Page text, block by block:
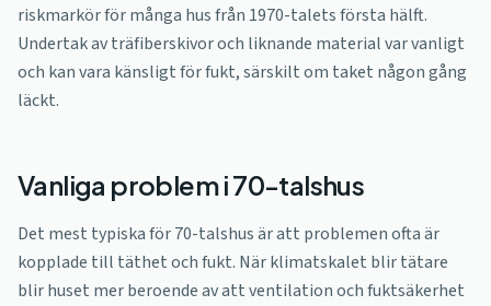
riskmarkör för många hus från 1970-talets första hälft.
Undertak av träfiberskivor och liknande material var vanligt
och kan vara känsligt för fukt, särskilt om taket någon gång
läckt.
Vanliga problem i 70-talshus
Det mest typiska för 70-talshus är att problemen ofta är
kopplade till täthet och fukt. När klimatskalet blir tätare
blir huset mer beroende av att ventilation och fuktsäkerhet